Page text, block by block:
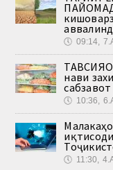
🕔 09:14,
нави
🕔 10:36,
🕔 11:30,